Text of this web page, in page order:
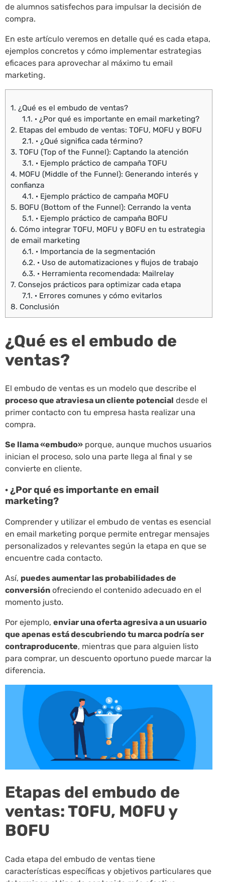
de alumnos satisfechos para impulsar la decisión de
compra.
En este artículo veremos en detalle qué es cada etapa,
ejemplos concretos y cómo implementar estrategias
eficaces para aprovechar al máximo tu email
marketing.
1. ¿Qué es el embudo de ventas?
1.1. · ¿Por qué es importante en email marketing?
2. Etapas del embudo de ventas: TOFU, MOFU y BOFU
2.1. · ¿Qué significa cada término?
3. TOFU (Top of the Funnel): Captando la atención
3.1. · Ejemplo práctico de campaña TOFU
4. MOFU (Middle of the Funnel): Generando interés y
confianza
4.1. · Ejemplo práctico de campaña MOFU
5. BOFU (Bottom of the Funnel): Cerrando la venta
5.1. · Ejemplo práctico de campaña BOFU
6. Cómo integrar TOFU, MOFU y BOFU en tu estrategia
de email marketing
6.1. · Importancia de la segmentación
6.2. · Uso de automatizaciones y flujos de trabajo
6.3. · Herramienta recomendada: Mailrelay
7. Consejos prácticos para optimizar cada etapa
7.1. · Errores comunes y cómo evitarlos
8. Conclusión
¿Qué es el embudo de
ventas?
El embudo de ventas es un modelo que describe el
proceso que atraviesa un cliente potencial desde el
primer contacto con tu empresa hasta realizar una
compra.
Se llama «embudo» porque, aunque muchos usuarios
inician el proceso, solo una parte llega al final y se
convierte en cliente.
· ¿Por qué es importante en email
marketing?
Comprender y utilizar el embudo de ventas es esencial
en email marketing porque permite entregar mensajes
personalizados y relevantes según la etapa en que se
encuentre cada contacto.
Así, puedes aumentar las probabilidades de
conversión ofreciendo el contenido adecuado en el
momento justo.
Por ejemplo, enviar una oferta agresiva a un usuario
que apenas está descubriendo tu marca podría ser
contraproducente, mientras que para alguien listo
para comprar, un descuento oportuno puede marcar la
diferencia.
Etapas del embudo de
ventas: TOFU, MOFU y
BOFU
Cada etapa del embudo de ventas tiene
características específicas y objetivos particulares que